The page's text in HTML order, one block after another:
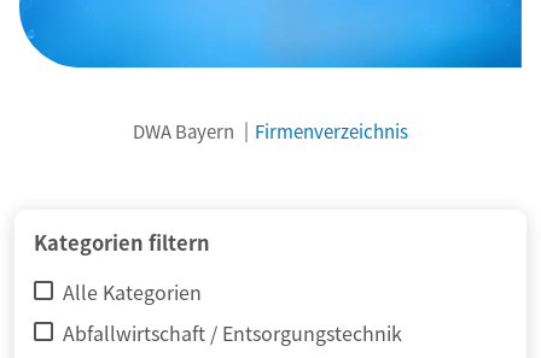
DWA Bayern Firmenverzeichnis
Kategorien filtern
Alle Kategorien
Abfallwirtschaft / Entsorgungstechnik